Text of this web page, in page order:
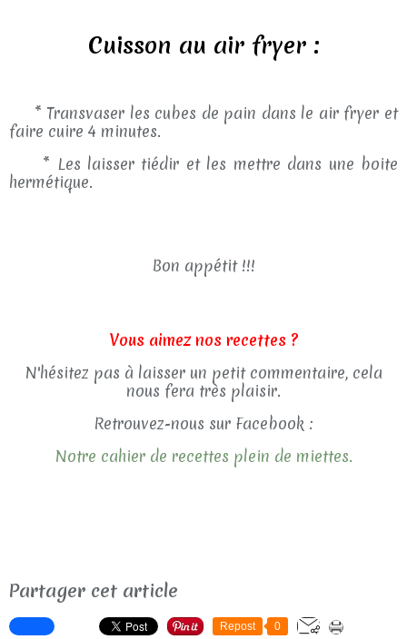
Cuisson au air fryer :
* Transvaser les cubes de pain dans le air fryer et
faire cuire 4 minutes.
* Les laisser tiédir et les mettre dans une boite
hermétique.
Bon appétit !!!
Vous aimez nos recettes ?
N'hésitez pas à laisser un petit commentaire, cela
nous fera très plaisir.
Retrouvez-nous sur Facebook :
Notre cahier de recettes plein de miettes.
Partager cet article
Repost 0